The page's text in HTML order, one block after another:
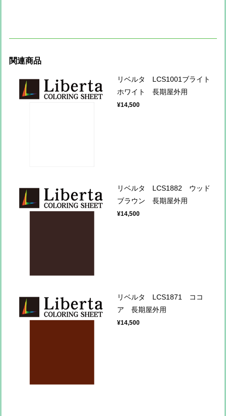
関連商品
リベルタ LCS1001ブライト
ホワイト 長期屋外用
¥14,500
リベルタ LCS1882 ウッド
ブラウン 長期屋外用
¥14,500
リベルタ LCS1871 ココ
ア 長期屋外用
¥14,500